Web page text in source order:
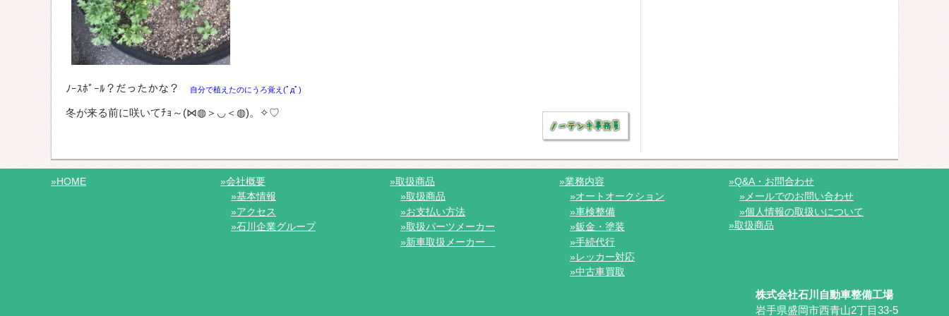
ﾉｰｽﾎﾟｰﾙ？だったかな？ 自分で植えたのにうろ覚え(ﾟдﾟ)
冬が来る前に咲いてﾁｮ～(⋈◍＞◡＜◍)。✧♡
»HOME
»会社概要
»基本情報
»アクセス
»石川企業グループ
»取扱商品
»取扱商品
»お支払い方法
»取扱パーツメーカー
»新車取扱メーカー
»業務内容
»オートオークション
»車検整備
»鈑金・塗装
»手続代行
»レッカー対応
»中古車買取
»Q&A・お問合わせ
»メールでのお問い合わせ
»個人情報の取扱いについて
»取扱商品
株式会社石川自動車整備工場
岩手県盛岡市西青山2丁目33-5